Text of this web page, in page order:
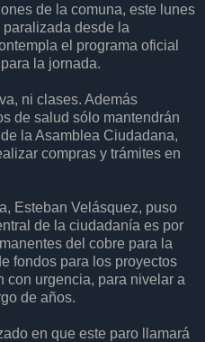
de la comuna, este lunes
desde la
el programa oficial
la jornada.
ni clases. Además
de salud sólo mantendrán
la Asamblea Ciudadana,
compras y trámites en
Esteban Velásquez, puso
de la ciudadanía es por
del cobre para la
fondos para los proyectos
con urgencia, para nivelar a
de años.
en que este paro llamará